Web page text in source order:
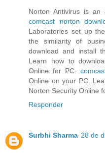
Norton Antivirus is an
comcast norton
Laboratories set up
the similarity of
download and install
Learn how to
Online for PC.
Online on your PC.
Norton Security Online
Responder
Surbhi Sharma 28 de